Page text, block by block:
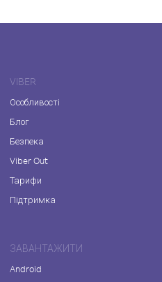
VIBER
Особливості
Блог
Безпека
Viber Out
Тарифи
Підтримка
ЗАВАНТАЖИТИ
Android